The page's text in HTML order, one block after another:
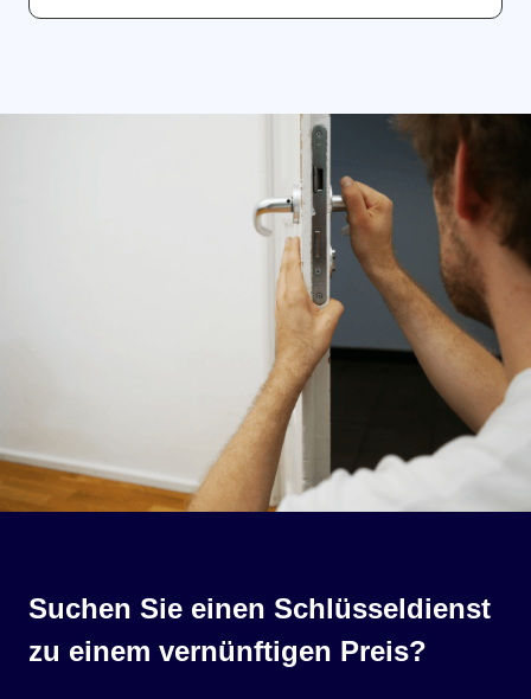
Suchen Sie einen Schlüsseldienst
zu einem vernünftigen Preis?